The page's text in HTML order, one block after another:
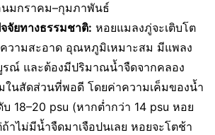
นมกราคม–กุมภาพันธ์
จัยทางธรรมชาติ: หอยแมลงภู่จะเติบโต
วามสะอาด อุณหภูมิเหมาะสม มีแพลง
ณ์ และต้องมีปริมาณน้ำจืดจากคลอง
ในสัดส่วนที่พอดี โดยค่าความเค็มของน้ำ
บ 18–20 psu (หากต่ำกว่า 14 psu หอย
าไม่มีน้ำจืดมาเจือปนเลย หอยจะโตช้า